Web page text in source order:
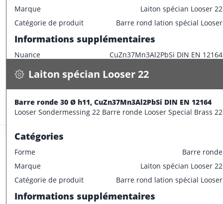
Marque
Laiton spécian Looser 22
Catégorie de produit
Barre rond lation spécial Looser
Informations supplémentaires
Nuance CuZn37Mn3Al2PbSi DIN EN 12164
Caractéristiques dimensionnelles
Informations supplémentaires
Laiton spécian Looser 22
5.800 kg / m
Spécifications
Laiton spécian Looser 22
Barre ronde 30 Ø h11, CuZn37Mn3Al2PbSi DIN EN 12164
Looser Sondermessing 22 Barre ronde Looser Special Brass 22
Catégories
Forme
Barre ronde
Marque
Laiton spécian Looser 22
Catégorie de produit
Barre rond lation spécial Looser
Informations supplémentaires
CONFECTIONNER
Stock: 11.5 m
Laiton spécian Looser 22
6.600 kg / m